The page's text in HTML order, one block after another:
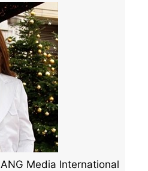
Media International